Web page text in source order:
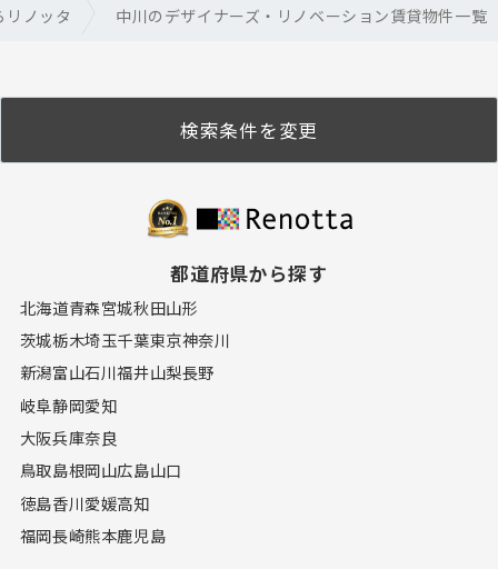
ノッタ 中川のデザイナーズ・リノベーション賃貸物件一覧
検索条件を変更
都道府県から探す
北海道青森宮城秋田山形
茨城栃木埼玉千葉東京神奈川
新潟富山石川福井山梨長野
岐阜静岡愛知
大阪兵庫奈良
鳥取島根岡山広島山口
徳島香川愛媛高知
福岡長崎熊本鹿児島